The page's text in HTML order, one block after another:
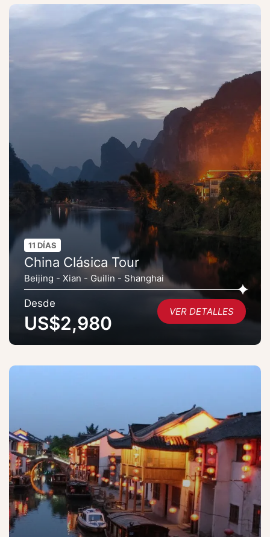
11 DÍAS
China Clásica Tour
Beijing - Xian - Guilin - Shanghai
Desde
US$2,980
VER DETALLES